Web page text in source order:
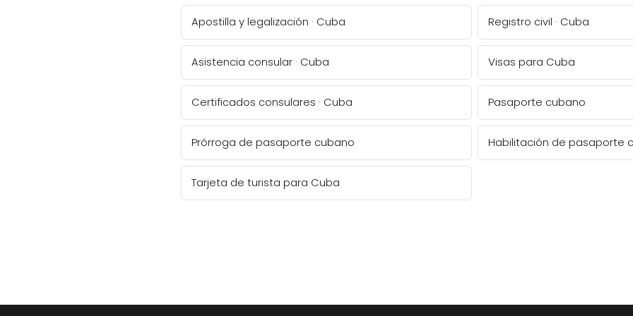
Apostilla y legalización · Cuba Registro civil · Cuba
Asistencia consular · Cuba Visas para Cuba
Certificados consulares · Cuba Pasaporte cubano
Prórroga de pasaporte cubano Habilitación de pasaporte
Tarjeta de turista para Cuba